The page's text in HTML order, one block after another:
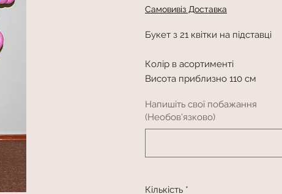
Самовивіз Доставка
Букет з 21 квітки на підставці
Колір в асортименті
Висота приблизно 110 см
Напишіть свої побажання
(Необов'язково)
Кількість *